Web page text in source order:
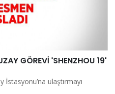
GÖREVİ 'SHENZHOU 19'
ulaştırmayı